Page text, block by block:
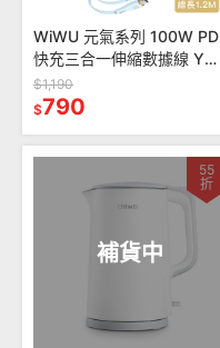
WiWU 元氣系列 100W PD
快充三合一伸縮數據線 YQ-
05
$1,190
$790
補貨中
55
折